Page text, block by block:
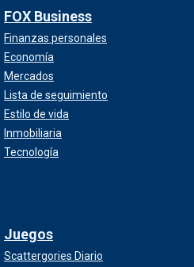
FOX Business
Finanzas personales
Economía
Mercados
Lista de seguimiento
Estilo de vida
Inmobiliaria
Tecnología
Juegos
Scattergories Diario